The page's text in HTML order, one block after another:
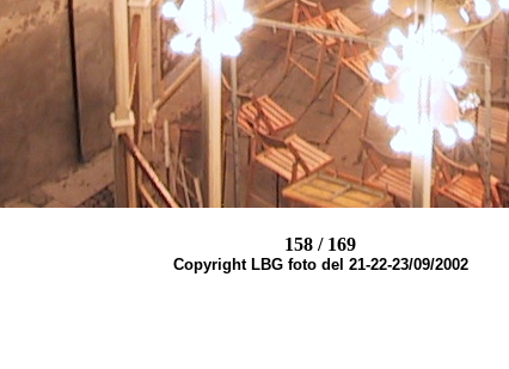
158 / 169
Copyright LBG foto del 21-22-23/09/2002